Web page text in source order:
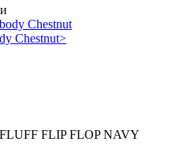
Chestnut>
FLIP FLOP NAVY